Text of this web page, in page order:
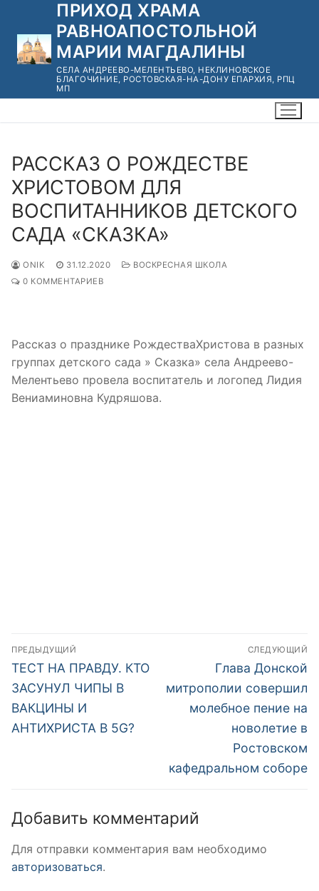
содержимому
ПРИХОД ХРАМА
РАВНОАПОСТОЛЬНОЙ
МАРИИ МАГДАЛИНЫ
СЕЛА АНДРЕЕВО-МЕЛЕНТЬЕВО, НЕКЛИНОВСКОЕ
БЛАГОЧИНИЕ, РОСТОВСКАЯ-НА-ДОНУ ЕПАРХИЯ, РПЦ
МП
РАССКАЗ О РОЖДЕСТВЕ
ХРИСТОВОМ ДЛЯ
ВОСПИТАННИКОВ ДЕТСКОГО
САДА «СКАЗКА»
ONIK 31.12.2020
ВОСКРЕСНАЯ ШКОЛА
0 КОММЕНТАРИЕВ
Рассказ о празднике РождестваХристова в разных
группах детского сада » Сказка» села Андреево-
Мелентьево провела воспитатель и логопед Лидия
Вениаминовна Кудряшова.
Навигация
по
записям
ПРЕДЫДУЩИЙ
Предыдущая
запись:
ТЕСТ НА ПРАВДУ. КТО
ЗАСУНУЛ ЧИПЫ В
ВАКЦИНЫ И
АНТИХРИСТА В 5G?
СЛЕДУЮЩИЙ
Следующая
запись:
Глава Донской
митрополии совершил
молебное пение на
новолетие в
Ростовском
кафедральном соборе
Добавить комментарий
Для отправки комментария вам необходимо
авторизоваться.